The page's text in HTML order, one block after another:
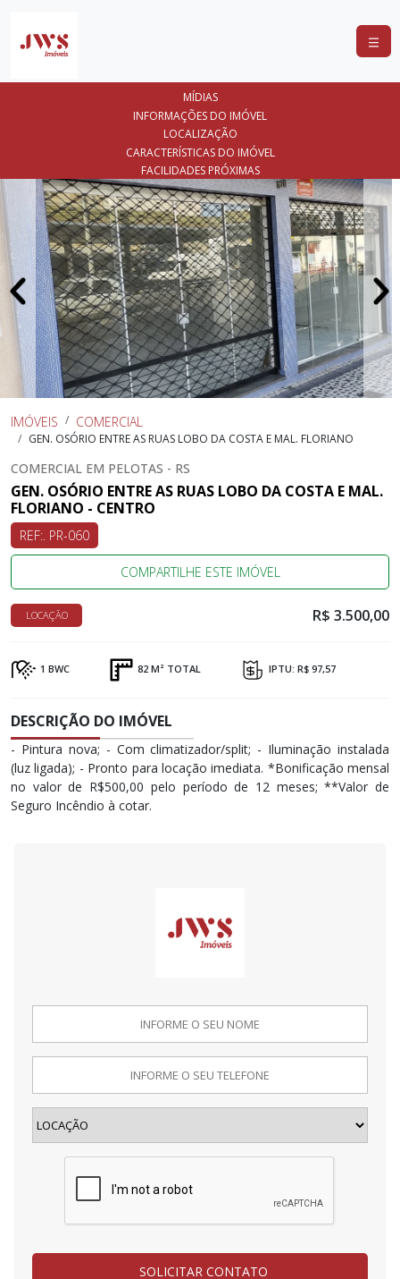
COMPRAR
LANÇAMENTOS
ANUNCIE
SEU
IMÓVEL
CONTATO
MÍDIAS
INFORMAÇÕES DO IMÓVEL
LOCALIZAÇÃO
CARACTERÍSTICAS DO IMÓVEL
FACILIDADES PRÓXIMAS
IMÓVEIS COMERCIAL
GEN. OSÓRIO ENTRE AS RUAS LOBO DA COSTA E MAL. FLORIANO
COMERCIAL EM PELOTAS - RS
GEN. OSÓRIO ENTRE AS RUAS LOBO DA COSTA E MAL.
FLORIANO - CENTRO
REF:. PR-060
COMPARTILHE ESTE IMÓVEL
LOCAÇÃO R$ 3.500,00
1 BWC 82 M² TOTAL IPTU: R$ 97,57
DESCRIÇÃO DO IMÓVEL
- Pintura nova; - Com climatizador/split; - Iluminação instalada
(luz ligada); - Pronto para locação imediata. *Bonificação mensal
no valor de R$500,00 pelo período de 12 meses; **Valor de
Seguro Incêndio à cotar.
SOLICITAR CONTATO